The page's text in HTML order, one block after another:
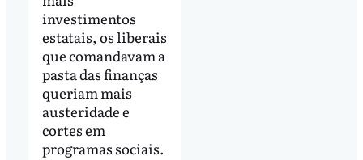
investimentos
estatais, os liberais
que comandavam a
pasta das finanças
queriam mais
austeridade e
cortes em
programas sociais.